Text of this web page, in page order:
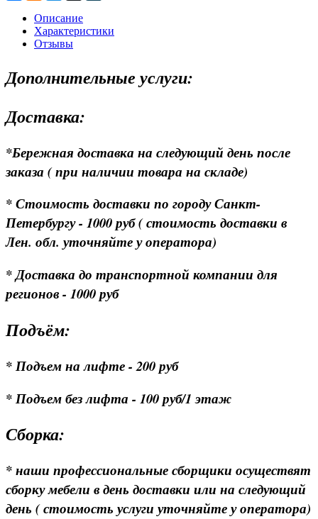
Описание
Характеристики
Отзывы
Дополнительные услуги:
Доставка:
*Бережная доставка на следующий день после
заказа ( при наличии товара на складе)
* Стоимость доставки по городу Санкт-
Петербургу - 1000 руб ( стоимость доставки в
Лен. обл. уточняйте у оператора)
* Доставка до транспортной компании для
регионов - 1000 руб
Подъём:
* Подъем на лифте - 200 руб
* Подъем без лифта - 100 руб/1 этаж
Сборка:
* наши профессиональные сборщики осуществят
сборку мебели в день доставки или на следующий
день ( стоимость услуги уточняйте у оператора)